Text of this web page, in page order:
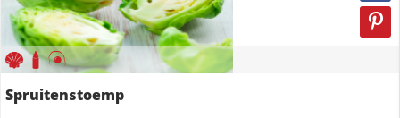
Spruitenstoemp